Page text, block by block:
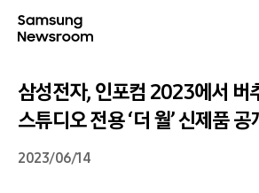
삼성전자, 인포컴 2023에서 버
스튜디오 전용 ‘더 월’ 신제품 공
2023/06/14